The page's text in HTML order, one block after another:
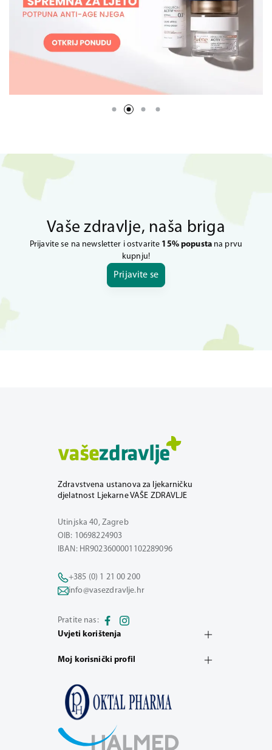
Vaše zdravlje, naša briga
Prijavite se na newsletter i ostvarite 15% popustana prvu
kupnju!
Prijavite se
Zdravstvena ustanova za ljekarničku
djelatnost Ljekarne VAŠE ZDRAVLJE
Utinjska 40, Zagreb
OIB: 10698224903
IBAN: HR9023600001102289096
+385 (0) 1 21 00 200
info@vasezdravlje.hr
Pratite nas:
Uvjeti korištenja
Moj korisnički profil